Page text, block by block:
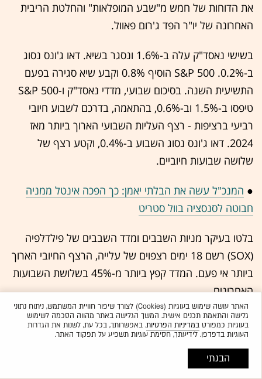
את הדוחות של חמש מ"שבע המופלאות" והחלטת הריבית
האחרונה של יו"ר הפד ג'רום פאוול.
בשישי נאסד"ק עלה ב-1.6% ונסגר בשיא. דאו ג'ונס נסוג
ב-0.2%. S&P 500 הוסיף 0.8% וקבע שיא סגירה בפעם
התשיעית השנה. בסיכום שבועי, מדדי נאסד"ק ו-S&P 500
טיפסו ב-1.5% וב-0.6%, בהתאמה, בדרכם לשבוע חיובי
רביעי ברציפות - רצף העליות השבועי הארוך ביותר מאז
2024. דאו ג'ונס נסוג השבוע ב-0.4%, וקטע רצף של
שלושה שבועות חיוביים.
● המנכ"ל עשה את הבלתי יאמן: כך הפכה אינטל ממניה
חבוטה לסנסציה בוול סטריט
בלטו בעיקר מניות השבבים ומדד השבבים של פילדלפיה
(SOX) רשם 18 ימים רצפוים של עלייה, הרצף החיובי הארוך
ביותר אי פעם. המדד קפץ ביותר מ-45% בשלושת השבועות
האחרונים.
מי שבלטה במיוחד בשישי היא אינטל שנסקה ב-23% ואף
שברה את את השיא שקבעה בימי בועת הדוט.קום בשנת
רבעוניות שעלו באופן ניכר על הציפיות
האתר עושה שימוש בעוגיות (Cookies) לצורך שיפור חוויית המשתמש, ניתוח נתוני
גלישה והתאמת תכנים אישית. המשך הגלישה באתר מהווה הסכמה לשימוש
בעוגיות כמפורטבמדיניות הפרטיות. באפשרותך, בכל עת, לשנות את הגדרות
העוגיות בדפדפן. לידיעתך, חסימת עוגיות תשפיע על תפקוד האתר.
הבנתי